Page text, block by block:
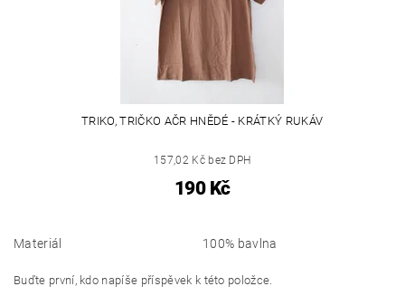
TRIKO, TRIČKO AČR HNĚDÉ - KRÁTKÝ RUKÁV
157,02 Kč bez DPH
190 Kč
Materiál 100% bavlna
Buďte první, kdo napíše příspěvek k této položce.